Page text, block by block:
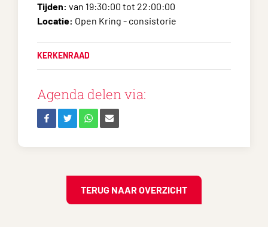
Tijden: van 19:30:00 tot 22:00:00
Locatie: Open Kring - consistorie
KERKENRAAD
Agenda delen via:
TERUG NAAR OVERZICHT